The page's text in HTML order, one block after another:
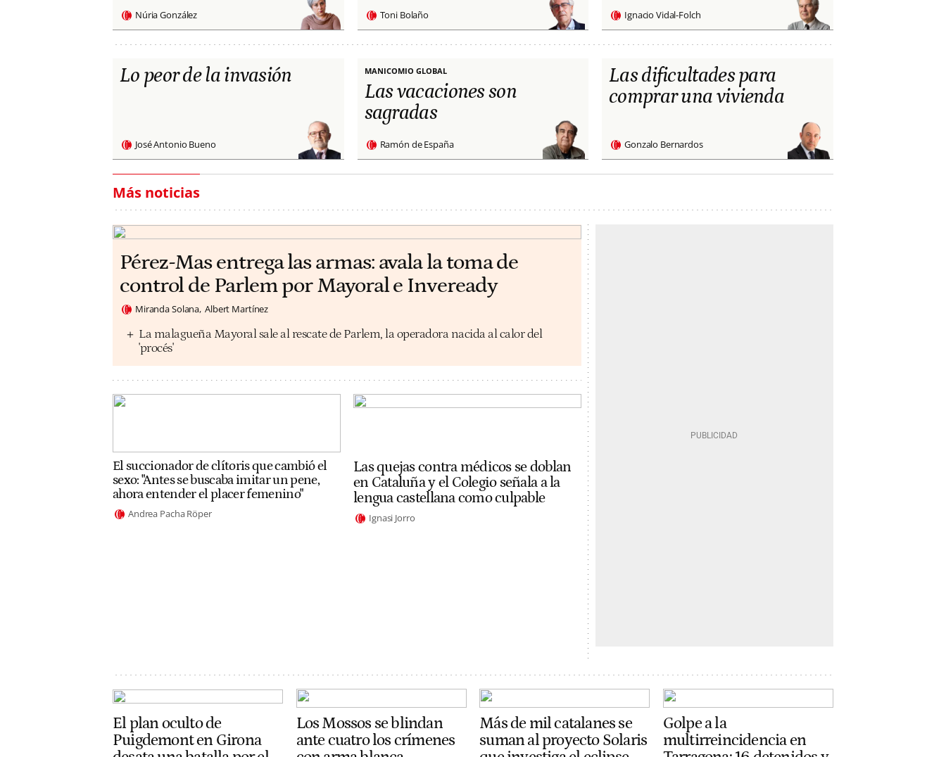
Núria González Toni Bolaño Ignacio Vidal-Folch
Lo peor de la invasión
José Antonio Bueno
MANICOMIO GLOBAL
Las vacaciones son
sagradas
Ramón de España
Las dificultades para
comprar una vivienda
Gonzalo Bernardos
Más noticias
Pérez-Mas entrega las armas: avala la toma de
control de Parlem por Mayoral e Inveready
Miranda Solana Albert Martínez
La malagueña Mayoral sale al rescate de Parlem, la operadora nacida al calor del
'procés'
El succionador de clítoris que cambió el
sexo: "Antes se buscaba imitar un pene,
ahora entender el placer femenino"
Andrea Pacha Röper
Las quejas contra médicos se doblan
en Cataluña y el Colegio señala a la
lengua castellana como culpable
Ignasi Jorro
El plan oculto de
Puigdemont en Girona
Los Mossos se blindan
ante cuatro los crímenes
Más de mil catalanes se
suman al proyecto Solaris
Golpe a la
multirreincidencia en